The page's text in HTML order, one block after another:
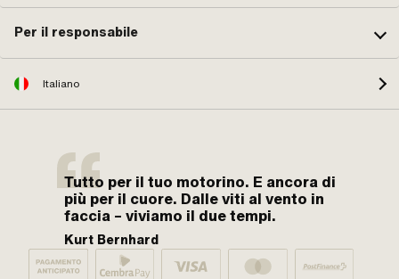
Per il responsabile
Italiano
Tutto per il tuo motorino. E ancora di
più per il cuore. Dalle viti al vento in
faccia – viviamo il due tempi.
Kurt Bernhard